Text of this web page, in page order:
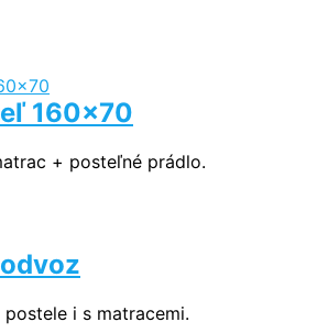
160x70
+ posteľné prádlo.
i s matracemi.